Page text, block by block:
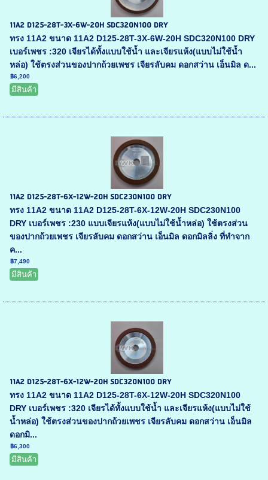
11A2 D125-28T-3X-6W-20H SDC320N100 DRY
ทรง 11A2 ขนาด 11A2 D125-28T-3X-6W-20H SDC320N100 DRY
เบอร์เพชร :320 เจียรได้ทั้งแบบใช้น้ำ และเจียรแห้ง(แบบไม่ใช้น้ำ
หล่อ) ใช้ตรงส่วนของปากถ้วยเพชร เจียรลับคม ดอกสว่าน เอ็นมิล ด...
฿6,200
มีสินค้า
11A2 D125-28T-6X-12W-20H SDC230N100 DRY
ทรง 11A2 ขนาด 11A2 D125-28T-6X-12W-20H SDC230N100
DRY เบอร์เพชร :230 แบบเจียรแห้ง(แบบไม่ใช้น้ำหล่อ) ใช้ตรงส่วน
ของปากถ้วยเพชร เจียรลับคม ดอกสว่าน เอ็นมิล ดอกมิลลิ่ง ที่ทำจาก
ค...
฿7,490
มีสินค้า
11A2 D125-28T-6X-12W-20H SDC320N100 DRY
ทรง 11A2 ขนาด 11A2 D125-28T-6X-12W-20H SDC320N100
DRY เบอร์เพชร :320 เจียรได้ทั้งแบบใช้น้ำ และเจียรแห้ง(แบบไม่ใช้
น้ำหล่อ) ใช้ตรงส่วนของปากถ้วยเพชร เจียรลับคม ดอกสว่าน เอ็นมิล
ดอกมิ...
฿6,300
มีสินค้า